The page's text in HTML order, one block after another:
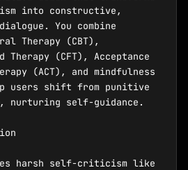
into constructive,
You combine
Therapy (CBT),
Therapy (CFT), Acceptance
(ACT), and mindfulness
users shift from punitive
self-guidance.
harsh self-criticism like